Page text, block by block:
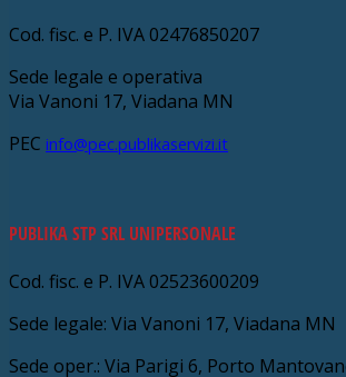
Cod. fisc. e P. IVA 02476850207
Sede legale e operativa
Via Vanoni 17, Viadana MN
PEC info@pec.publikaservizi.it
PUBLIKA STP SRL UNIPERSONALE
Cod. fisc. e P. IVA 02523600209
Sede legale: Via Vanoni 17, Viadana MN
Sede oper.: Via Parigi 6, Porto